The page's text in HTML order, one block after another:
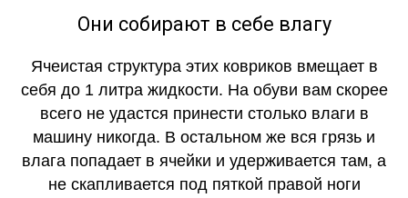
КАЧЕСТВО
ОГОНЬ
Они собирают в себе влагу
Ячеистая структура этих ковриков вмещает в
себя до 1 литра жидкости. На обуви вам скорее
всего не удастся принести столько влаги в
машину никогда. В остальном же вся грязь и
влага попадает в ячейки и удерживается там, а
не скапливается под пяткой правой ноги